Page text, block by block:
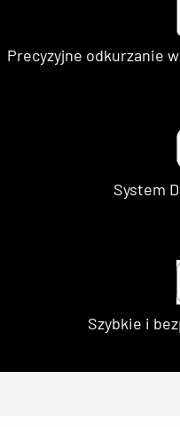
Precyzyjne odkurzanie
System
Szybkie i